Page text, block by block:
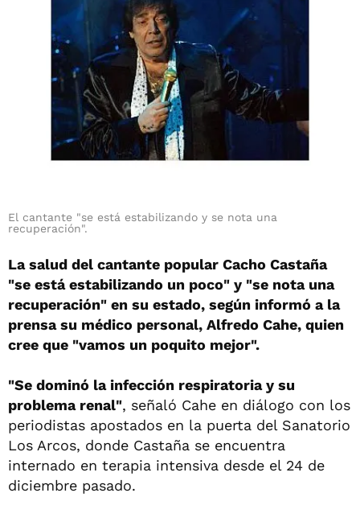
El cantante "se está estabilizando y se nota una
recuperación".
La salud del cantante popular Cacho Castaña
"se está estabilizando un poco" y "se nota una
recuperación" en su estado, según informó a la
prensa su médico personal, Alfredo Cahe, quien
cree que "vamos un poquito mejor".
"Se dominó la infección respiratoria y su
problema renal", señaló Cahe en diálogo con los
periodistas apostados en la puerta del Sanatorio
Los Arcos, donde Castaña se encuentra
internado en terapia intensiva desde el 24 de
diciembre pasado.